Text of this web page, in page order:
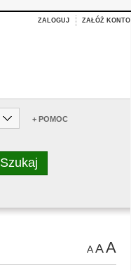
ZALOGUJ ZAŁÓŻ KONTO
+ POMOC
AAA